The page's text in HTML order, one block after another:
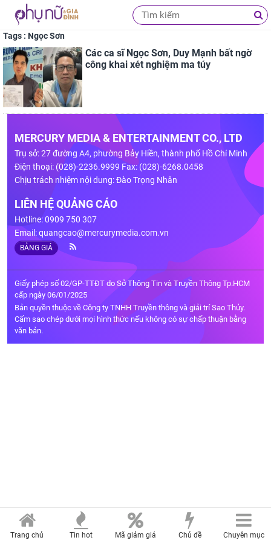
Tags : Ngọc Sơn
Các ca sĩ Ngọc Sơn, Duy Mạnh bất ngờ
công khai xét nghiệm ma túy
MERCURY MEDIA & ENTERTAINMENT CO., LTD
Trụ sở: 27 đường A4, phường Bảy Hiền, thành phố Hồ Chí Minh
Điện thoại: (028)-2236.9999 Fax: (028)-6268.0458
Chịu trách nhiệm nội dung: Đào Trọng Nhân
LIÊN HỆ QUẢNG CÁO
Hotline: 0909 750 307
Email:quangcao@mercurymedia.com.vn
BẢNG GIÁ
Giấy phép số 02/GP-TTĐT do Sở Thông Tin và Truyền Thông Tp.HCM
cấp ngày 06/01/2025
Bản quyền thuộc về Công ty TNHH Truyền thông và giải trí Sao Thủy.
Cấm sao chép dưới mọi hình thức nếu không có sự chấp thuận bằng
văn bản.
Trang chủ Tin hot Mã giảm giá Chủ đề Chuyên mục